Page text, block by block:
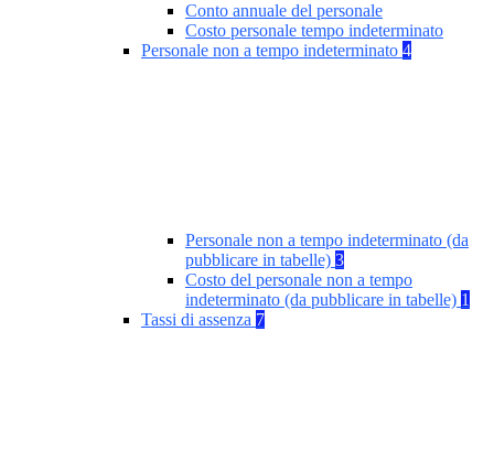
Conto annuale del personale
Costo personale tempo indeterminato
Personale non a tempo indeterminato 4
Personale non a tempo indeterminato (da
pubblicare in tabelle) 3
Costo del personale non a tempo
indeterminato (da pubblicare in tabelle) 1
Tassi di assenza 7